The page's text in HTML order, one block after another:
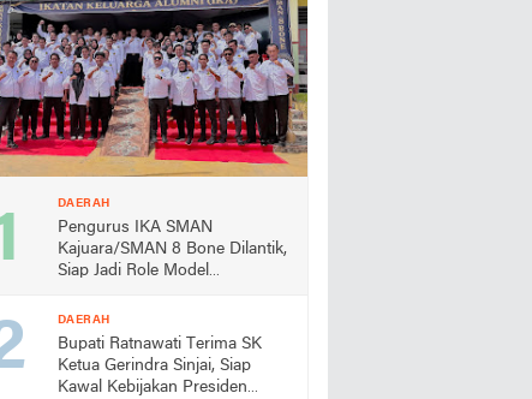
DAERAH
Pengurus IKA SMAN
Kajuara/SMAN 8 Bone Dilantik,
Siap Jadi Role Model
DAERAH
Bupati Ratnawati Terima SK
Ketua Gerindra Sinjai, Siap
Kawal Kebijakan Presiden